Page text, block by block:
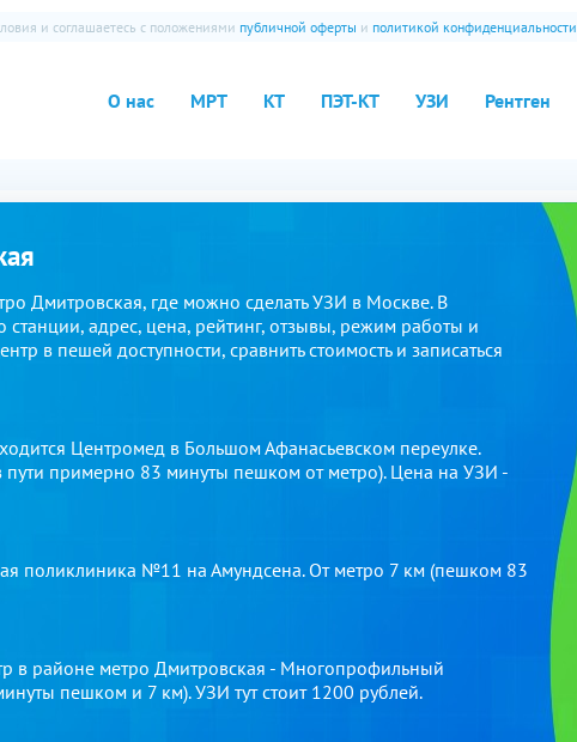
О нас МРТ КТ ПЭТ-КТ УЗИ Рентген
и соглашаетесь с положениями публичной оферты и политикой конфиденциальности
Дмитровская, где можно сделать УЗИ в Москве. В
станции, адрес, цена, рейтинг, отзывы, режим работы и
в пешей доступности, сравнить стоимость и записаться
Центромед в Большом Афанасьевском переулке.
пути примерно 83 минуты пешком от метро). Цена на УЗИ -
поликлиника №11 на Амундсена. От метро 7 км (пешком 83
в районе метро Дмитровская - Многопрофильный
пешком и 7 км). УЗИ тут стоит 1200 рублей.